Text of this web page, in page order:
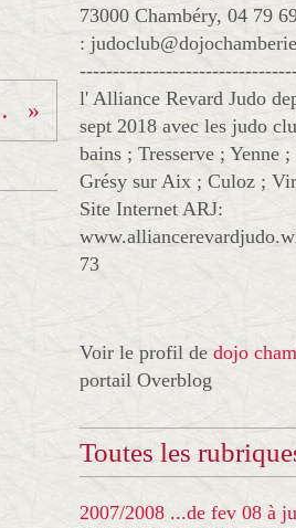
!!!!
73000 Chambéry, 04 79
:
l' Alliance Revard Judo
sept 2018 avec les judo
bains ; Tresserve ; Yenne
Grésy sur Aix ; Culoz ;
Site Internet ARJ:
73
Voir le profil de dojo
portail Overblog
Toutes les
2007/2008 ...de fev 08 à